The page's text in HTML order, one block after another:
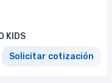
KIDS
Solicitar cotización